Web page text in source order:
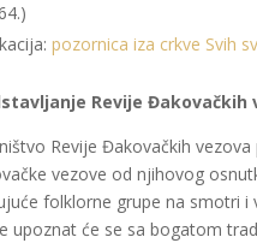
pozornica iza crkve Svih
Revije Đakovačkih
Revije Đakovačkih
vezove od njihovog
folklorne grupe na smotri
upoznat će se sa bogatom